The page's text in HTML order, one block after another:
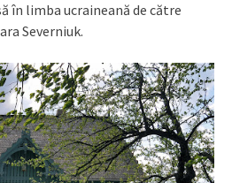
în limba ucraineană de către
Severniuk.